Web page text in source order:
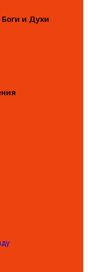
и Духи